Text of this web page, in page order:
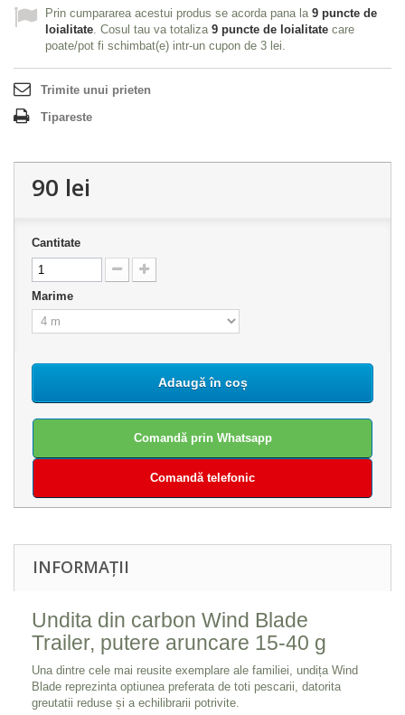
Prin cumpararea acestui produs se acorda pana la 9 puncte de
loialitate . Cosul tau va totaliza 9 puncte de loialitate care
poate/pot fi schimbat(e) intr-un cupon de 3 lei
Trimite unui prieten
Tipareste
90 lei
Cantitate
Marime
Adaugă în coș
Comandă prin Whatsapp
Comandă telefonic
INFORMAȚII
Undita din carbon Wind Blade
Trailer, putere aruncare 15-40 g
Una dintre cele mai reusite exemplare ale familiei, undița Wind
Blade reprezinta optiunea preferata de toti pescarii, datorita
greutatii reduse și a echilibrarii potrivite.